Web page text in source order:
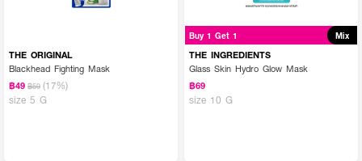
THE ORIGINAL
Blackhead Fighting Mask
฿49 ฿59 (17%)
size 5 G
Buy 1 Get 1 Mix
THE INGREDIENTS
Glass Skin Hydro Glow Mask
฿69
size 10 G